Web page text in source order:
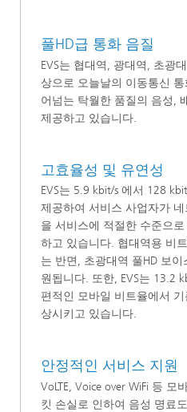
풀HD급 통화 음질
EVS는 협대역, 광대역, 초광
상으로 오늘날의 이동통신
어넘는 탁월한 품질의 음성,
제공하고 있습니다.
고효율성 및 유연성
EVS는 5.9 kbit/s 에서 128
제공하여 서비스 사업자가
을 서비스에 적절한 수준으
하고 있습니다. 협대역용 비
는 반면, 초광대역 풀HD 보
원됩니다. 또한, EVS는 13.2
편적인 모바일 비트율에서
상시키고 있습니다.
안정적인 서비스 지원
VoLTE, Voice over WiFi 등 모
킷 손실로 인하여 음성 명료